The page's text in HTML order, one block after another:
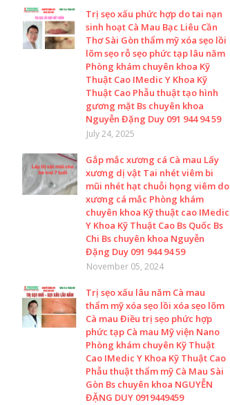
Trị sẹo xấu phức hợp do tai nạn
sinh hoạt Cà Mau Bạc Liêu Cần
Thơ Sài Gòn thẩm mỹ xóa sẹo lồi
lõm sẹo rỗ sẹo phức tạp lâu năm
Phòng khám chuyên khoa Kỹ
Thuật Cao IMedic Y Khoa Kỹ
Thuật Cao Phẫu thuật tạo hình
gương mặt Bs chuyên khoa
Nguyễn Đặng Duy 091 944 94 59
July 24, 2025
Gắp mắc xương cá Cà mau Lấy
xương dị vật Tai nhét viêm bi
mũi nhét hạt chuỗi họng viêm do
xương cá mắc Phòng khám
chuyên khoa Kỹ thuật cao IMedic
Y Khoa Kỹ Thuật Cao Bs Quốc Bs
Chi Bs chuyên khoa Nguyễn
Đặng Duy 091 944 94 59
November 05, 2024
Trị sẹo xấu lâu năm Cà mau
thẩm mỹ xóa sẹo lồi xóa sẹo lõm
Cà mau Điều trị sẹo phức hợp
phức tạp Cà mau Mỹ viện Nano
Phòng khám chuyên Kỹ Thuật
Cao IMedic Y Khoa Kỹ Thuật Cao
Phẫu thuật thẩm mỹ Cà Mau Sài
Gòn Bs chuyên khoa NGUYỄN
ĐẶNG DUY 0919449459